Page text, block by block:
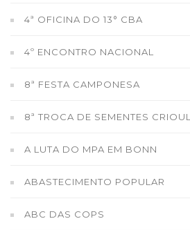
4ª OFICINA DO 13° CBA
4º ENCONTRO NACIONAL
8ª FESTA CAMPONESA
8ª TROCA DE SEMENTES
A LUTA DO MPA EM BONN
ABASTECIMENTO POPULAR
ABC DAS COPS